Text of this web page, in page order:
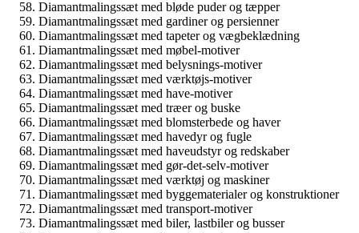
Diamantmalingssæt med bløde puder og tæpper
Diamantmalingssæt med gardiner og persienner
Diamantmalingssæt med tapeter og vægbeklædning
Diamantmalingssæt med møbel-motiver
Diamantmalingssæt med belysnings-motiver
Diamantmalingssæt med værktøjs-motiver
Diamantmalingssæt med have-motiver
Diamantmalingssæt med træer og buske
Diamantmalingssæt med blomsterbede og haver
Diamantmalingssæt med havedyr og fugle
Diamantmalingssæt med haveudstyr og redskaber
Diamantmalingssæt med gør-det-selv-motiver
Diamantmalingssæt med værktøj og maskiner
Diamantmalingssæt med byggematerialer og konstruktioner
Diamantmalingssæt med transport-motiver
Diamantmalingssæt med biler, lastbiler og busser